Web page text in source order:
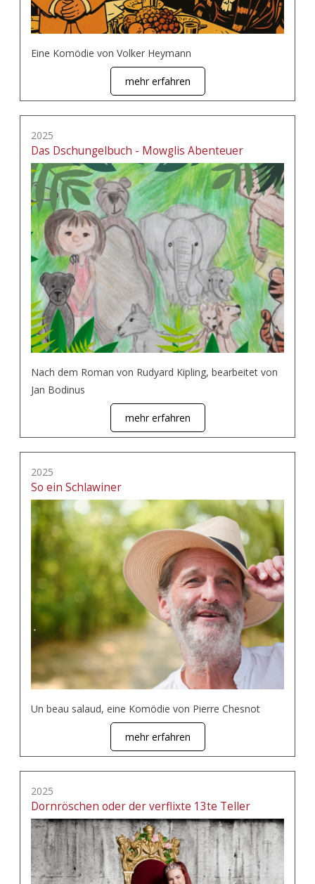
Eine Komödie von Volker Heymann
mehr erfahren
2025
Das Dschungelbuch - Mowglis Abenteuer
Nach dem Roman von Rudyard Kipling, bearbeitet von
Jan Bodinus
mehr erfahren
2025
So ein Schlawiner
Un beau salaud, eine Komödie von Pierre Chesnot
mehr erfahren
2025
Dornröschen oder der verflixte 13te Teller